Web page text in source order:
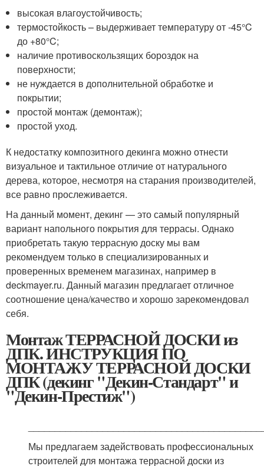
высокая влагоустойчивость;
термостойкость – выдерживает температуру от -45°C
до +80°C;
наличие противоскользящих бороздок на
поверхности;
не нуждается в дополнительной обработке и
покрытии;
простой монтаж (демонтаж);
простой уход.
К недостатку композитного декинга можно отнести
визуальное и тактильное отличие от натурального
дерева, которое, несмотря на старания производителей,
все равно прослеживается.
На данный момент, декинг — это самый популярный
вариант напольного покрытия для террасы. Однако
приобретать такую террасную доску мы вам
рекомендуем только в специализированных и
проверенных временем магазинах, например в
deckmayer.ru. Данный магазин предлагает отличное
соотношение цена/качество и хорошо зарекомендовал
себя.
Монтаж ТЕРРАСНОЙ ДОСКИ из
ДПК. ИНСТРУКЦИЯ ПО
МОНТАЖУ ТЕРРАСНОЙ ДОСКИ
ДПК (декинг "Декин-Стандарт" и
"Декин-Престиж")
Мы предлагаем задействовать профессиональных
строителей для монтажа террасной доски из